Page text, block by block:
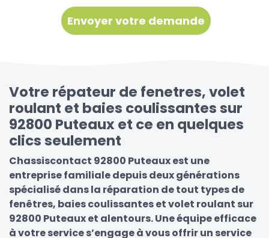
Votre répateur de fenetres, volet
roulant et baies coulissantes sur
92800 Puteaux et ce en quelques
clics seulement
Chassiscontact 92800 Puteaux est une
entreprise familiale depuis deux générations
spécialisé dans la réparation de tout types de
fenêtres, baies coulissantes et volet roulant sur
92800 Puteaux et alentours. Une équipe efficace
à votre service s’engage à vous offrir un service